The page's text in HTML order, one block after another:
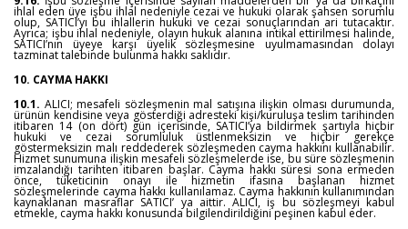
ihlal eden üye işbu ihlal nedeniyle cezai ve hukuki olarak şahsen sorumlu
olup, SATICI’yı bu ihlallerin hukuki ve cezai sonuçlarından ari tutacaktır.
Ayrıca; işbu ihlal nedeniyle, olayın hukuk alanına intikal ettirilmesi halinde,
SATICI’nın üyeye karşı üyelik sözleşmesine uyulmamasından dolayı
tazminat talebinde bulunma hakkı saklıdır.
10. CAYMA HAKKI
10.1. ALICI; mesafeli sözleşmenin mal satışına ilişkin olması durumunda,
ürünün kendisine veya gösterdiği adresteki kişi/kuruluşa teslim tarihinden
itibaren 14 (on dört) gün içerisinde, SATICI’ya bildirmek şartıyla hiçbir
hukuki ve cezai sorumluluk üstlenmeksizin ve hiçbir gerekçe
göstermeksizin malı reddederek sözleşmeden cayma hakkını kullanabilir.
Hizmet sunumuna ilişkin mesafeli sözleşmelerde ise, bu süre sözleşmenin
imzalandığı tarihten itibaren başlar. Cayma hakkı süresi sona ermeden
önce, tüketicinin onayı ile hizmetin ifasına başlanan hizmet
sözleşmelerinde cayma hakkı kullanılamaz. Cayma hakkının kullanımından
kaynaklanan masraflar SATICI’ ya aittir. ALICI, iş bu sözleşmeyi kabul
etmekle, cayma hakkı konusunda bilgilendirildiğini peşinen kabul eder.